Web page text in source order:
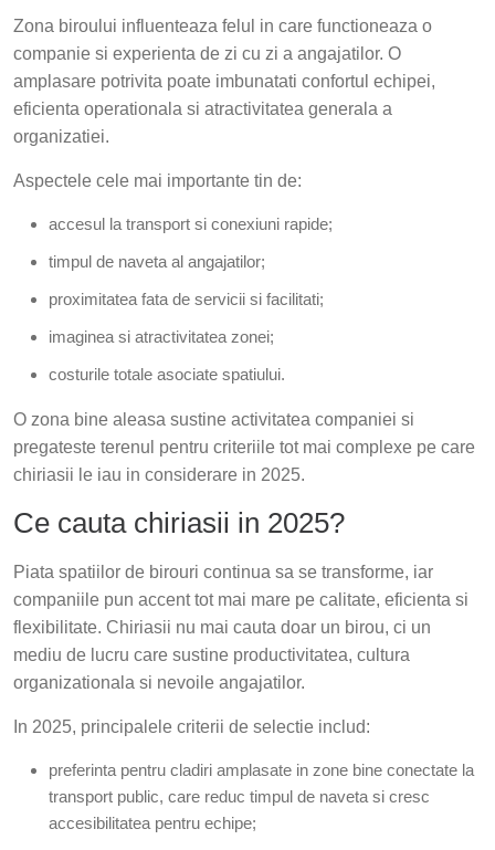
Zona biroului influenteaza felul in care functioneaza o
companie si experienta de zi cu zi a angajatilor. O
amplasare potrivita poate imbunatati confortul echipei,
eficienta operationala si atractivitatea generala a
organizatiei.
Aspectele cele mai importante tin de:
accesul la transport si conexiuni rapide;
timpul de naveta al angajatilor;
proximitatea fata de servicii si facilitati;
imaginea si atractivitatea zonei;
costurile totale asociate spatiului.
O zona bine aleasa sustine activitatea companiei si
pregateste terenul pentru criteriile tot mai complexe pe care
chiriasii le iau in considerare in 2025.
Ce cauta chiriasii in 2025?
Piata spatiilor de birouri continua sa se transforme, iar
companiile pun accent tot mai mare pe calitate, eficienta si
flexibilitate. Chiriasii nu mai cauta doar un birou, ci un
mediu de lucru care sustine productivitatea, cultura
organizationala si nevoile angajatilor.
In 2025, principalele criterii de selectie includ:
preferinta pentru cladiri amplasate in zone bine conectate la
transport public, care reduc timpul de naveta si cresc
accesibilitatea pentru echipe;